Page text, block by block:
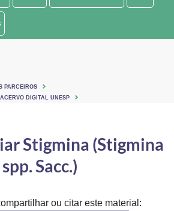
e dos Direitos Humanos
PARCEIROS
DIGITAL UNESP
Stigmina (Stigmina
spp. Sacc.)
ou citar este material: